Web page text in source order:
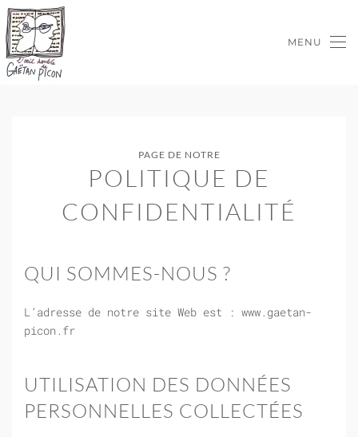
Skip to main content MENU
PAGE DE NOTRE
POLITIQUE DE
CONFIDENTIALITÉ
QUI SOMMES-NOUS ?
L’adresse de notre site Web est : www.gaetan-
picon.fr
UTILISATION DES DONNÉES
PERSONNELLES COLLECTÉES